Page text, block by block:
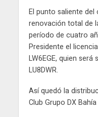
El punto saliente
renovación total de
período de cuatro
Presidente el
LW6EGE, quien
LU8DWR.
Así quedó la
Club Grupo DX